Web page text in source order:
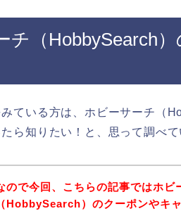
チ（HobbySearch
ている方は、ホビーサーチ（
ら知りたい！と、思って調べて
ので今回、こちらの記事ではホビ
（HobbySearch）のクーポンやキ